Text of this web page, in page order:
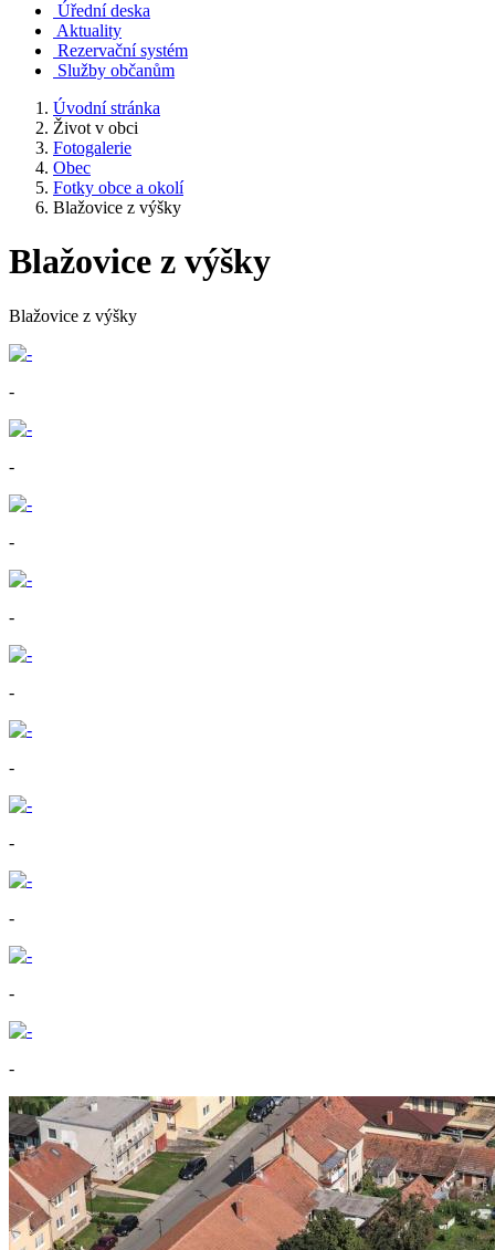
Úřední deska
Aktuality
Rezervační systém
Služby občanům
Úvodní stránka
Život v obci
Fotogalerie
Obec
Fotky obce a okolí
Blažovice z výšky
Blažovice z výšky
Blažovice z výšky
-
-
-
-
-
-
-
-
-
-